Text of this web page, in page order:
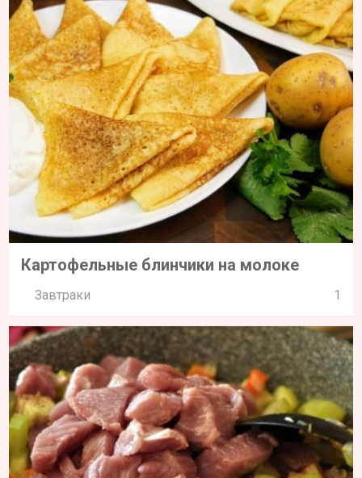
Картофельные блинчики на молоке
Завтраки 1